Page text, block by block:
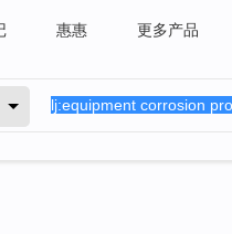
惠惠 更多产品